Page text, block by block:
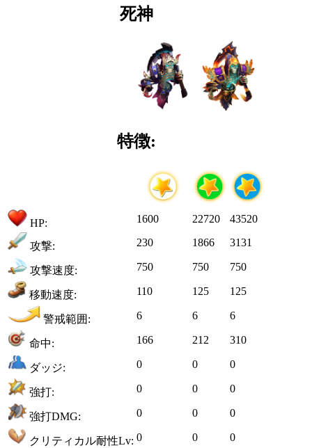
死神
特徴:
HP: 1600 22720 43520
攻撃: 230 1866 3131
攻撃速度: 750 750 750
移動速度: 110 125 125
警戒範囲: 6 6 6
命中: 166 212 310
ダッジ: 0 0 0
強打: 0 0 0
強打DMG: 0 0 0
クリティカル耐性Lv: 0 0
0